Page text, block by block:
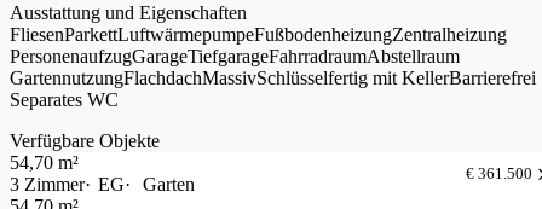
Ausstattung und Eigenschaften
FliesenParkettLuftwärmepumpeFußbodenheizungZentralheizung
PersonenaufzugGarageTiefgarageFahrradraumAbstellraum
GartennutzungFlachdachMassivSchlüsselfertig mit KellerBarrierefrei
Separates WC
Verfügbare Objekte
54,70 m²
3 Zimmer
EG Garten
€ 361.500